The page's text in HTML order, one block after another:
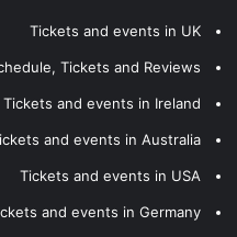
Tickets and events in UK
Tickets and Reviews
Tickets and events in Ireland
and events in Australia
Tickets and events in USA
and events in Germany